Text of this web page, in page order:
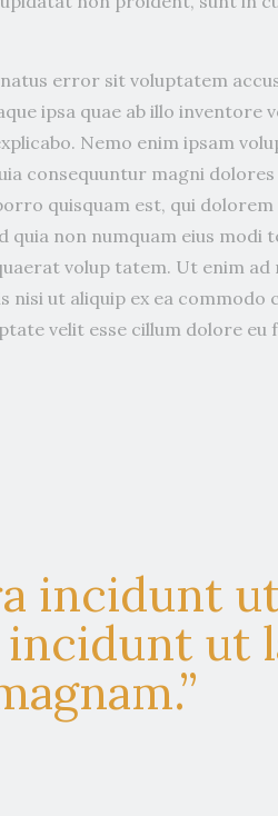
error sit voluptatem
ipsa quae ab illo inventore
Nemo enim ipsam
consequuntur magni
quisquam est, qui
quia non numquam eius modi
volup tatem. Ut enim ad
ut aliquip ex ea commodo
velit esse cillum dolore eu
incidunt
ut